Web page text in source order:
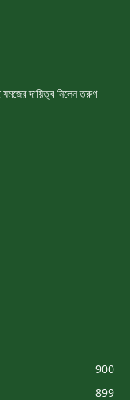
যমজের দায়িত্ব নিলেন তরুণ
900
899